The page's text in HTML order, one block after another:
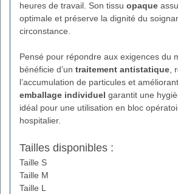
heures de travail. Son tissu opaque
optimale et préserve la dignité du
circonstance.
Pensé pour répondre aux exigences du
bénéficie d’un traitement antistatique,
l’accumulation de particules et
emballage individuel garantit une
idéal pour une utilisation en bloc
hospitalier.
Tailles disponibles :
Taille S
Taille M
Taille L